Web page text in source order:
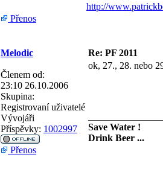
http://
Přenos
Melodic Re: PF 2011
Členem od:
23:10 26.10.2006
Skupina:
Registrovaní uživatelé
Vývojáři
Příspěvky: 1002997
ok, 27., 28. nebo
Save Water !
Drink Beer ...
Přenos